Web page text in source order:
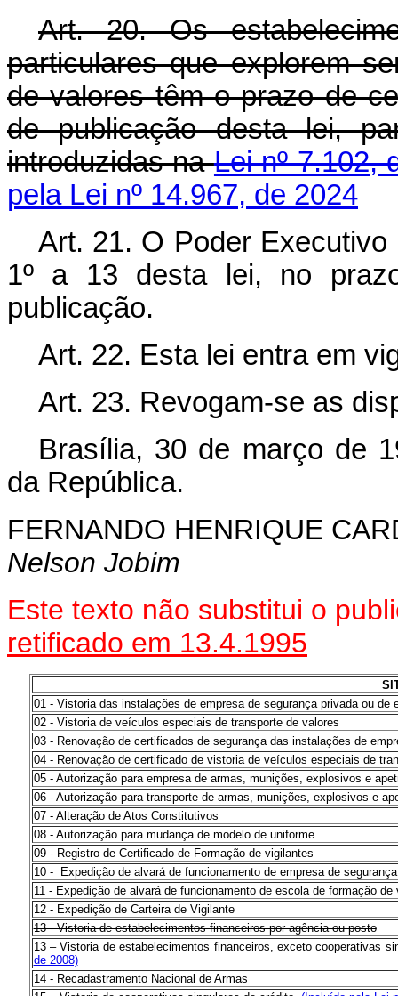
Art. 20. Os
particulares que explorem
de valores têm o prazo de
de publicação desta lei,
introduzidas naLei nº 7.102,
pela Lei nº 14.967, de 2024
Art. 21. O Poder
1º a 13 desta lei, no
publicação.
Art. 22. Esta lei entra em
Art. 23. Revogam-se as
Brasília, 30 de março de
da República.
FERNANDO HENRIQUE
Nelson Jobim
Este texto não substitui o
retificado em 13.4.1995
01 - Vistoria das instalações de empresa de segurança privada ou de
02 - Vistoria de veículos especiais de transporte de valores
03 - Renovação de certificados de segurança das instalações de
04 - Renovação de certificado de vistoria de veículos especiais de
05 - Autorização para empresa de armas, munições, explosivos e
06 - Autorização para transporte de armas, munições, explosivos e
07 - Alteração de Atos Constitutivos
08 - Autorização para mudança de modelo de uniforme
09 - Registro de Certificado de Formação de vigilantes
10 - Expedição de alvará de funcionamento de empresa de
11 - Expedição de alvará de funcionamento de escola de formação de
12 - Expedição de Carteira de Vigilante
13 - Vistoria de estabelecimentos financeiros por agência ou posto
13 – Vistoria de estabelecimentos financeiros, exceto cooperativas
de 2008)
14 - Recadastramento Nacional de Armas